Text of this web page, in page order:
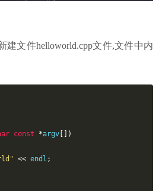
建文件helloworld.cpp文件,文件中内
const *argv [])
<< endl ;